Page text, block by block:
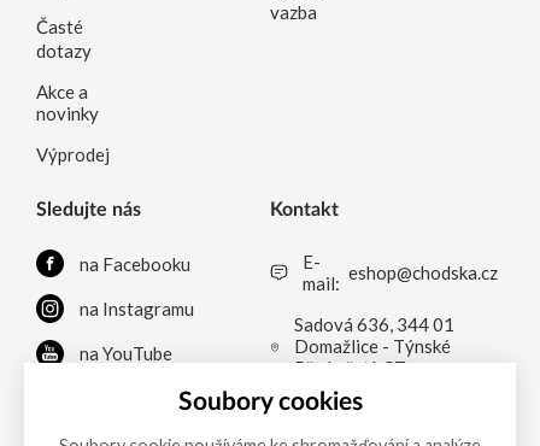
Časté
dotazy
Akce a
novinky
Výprodej
vazba
Sledujte nás
na Facebooku
na Instagramu
na YouTube
Kontakt
E-
mail: eshop@chodska.cz
Sadová 636, 344 01
Domažlice - Týnské
Předměstí, CZ
Soubory cookies